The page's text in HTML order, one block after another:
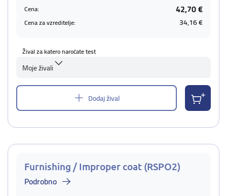
Cena: 42,70 €
Cena za vzreditelje: 34,16 €
Žival za katero naročate test
Moje živali
Dodaj žival
Furnishing / Improper coat (RSPO2)
Podrobno